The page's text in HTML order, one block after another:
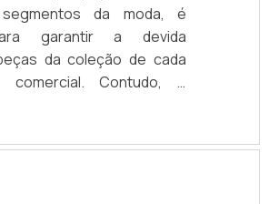
da moda, é
garantir a devida
da coleção de cada
comercial. Contudo, é
lojistas contem com
e vantajosas para o
expositores tão